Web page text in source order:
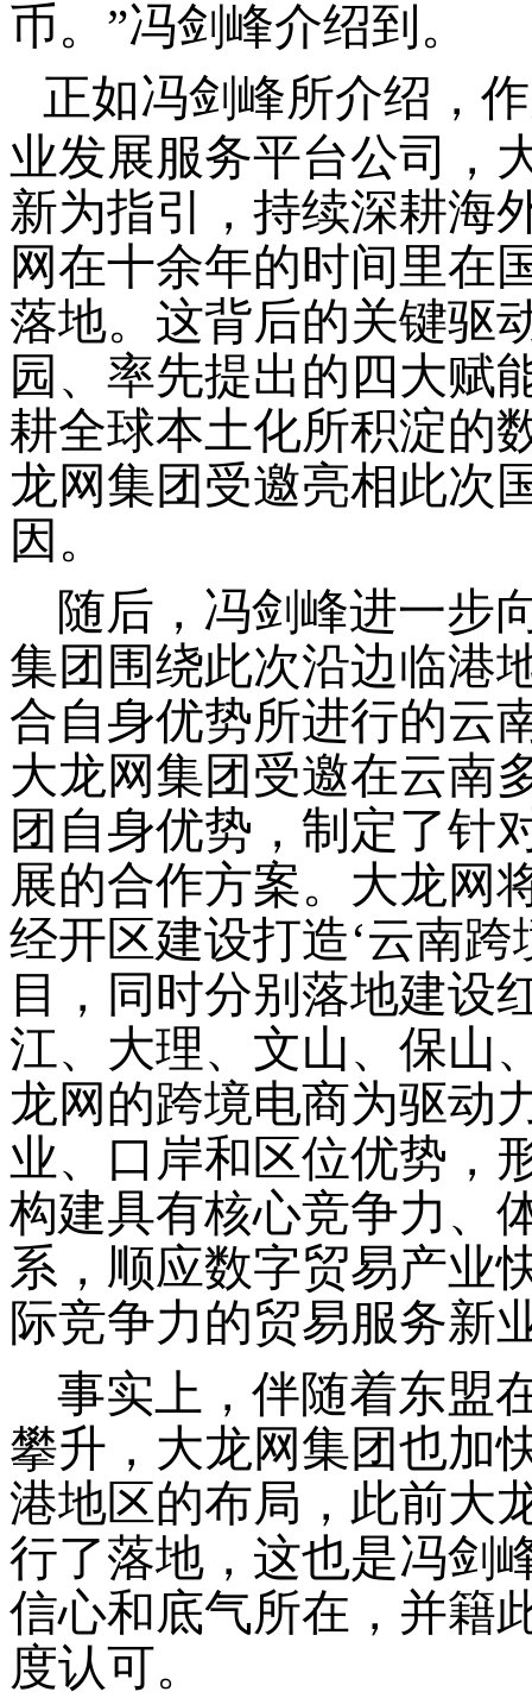
币。”冯剑峰介绍到。
正如冯剑峰所介绍，
业发展服务平台公司，
新为指引，持续深耕海
网在十余年的时间里在
落地。这背后的关键驱
园、率先提出的四大赋
耕全球本土化所积淀的
龙网集团受邀亮相此次
因。
随后，冯剑峰进一步
集团围绕此次沿边临港
合自身优势所进行的云
大龙网集团受邀在云南
团自身优势，制定了针
展的合作方案。大龙网
经开区建设打造‘云南
目，同时分别落地建设
江、大理、文山、保山
龙网的跨境电商为驱动
业、口岸和区位优势，
构建具有核心竞争力、
系，顺应数字贸易产业
际竞争力的贸易服务新
事实上，伴随着东盟
攀升，大龙网集团也加
港地区的布局，此前大
行了落地，这也是冯剑
信心和底气所在，并籍
度认可。